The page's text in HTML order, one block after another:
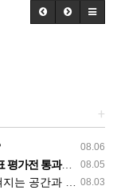
+
08.06
08.05
시아선수권 출전’
08.03
리고 미식의 미학